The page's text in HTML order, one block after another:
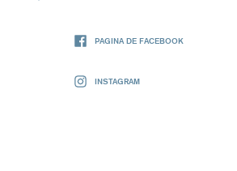
PAGINA DE FACEBOOK
INSTAGRAM